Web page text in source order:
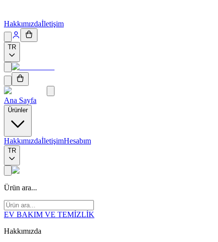
Hakkımızdaİletişim
TR
Ana Sayfa
Ürünler
HakkımızdaİletişimHesabım
TR
Ürün ara...
EV BAKIM VE TEMİZLİK
Hakkımızda